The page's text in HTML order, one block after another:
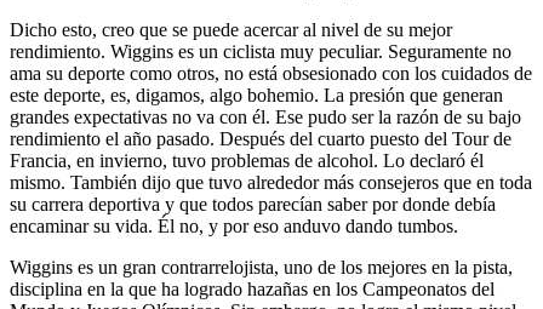
Dicho esto, creo que se puede acercar al nivel de su mejor
rendimiento. Wiggins es un ciclista muy peculiar. Seguramente no
ama su deporte como otros, no está obsesionado con los cuidados de
este deporte, es, digamos, algo bohemio. La presión que generan
grandes expectativas no va con él. Ese pudo ser la razón de su bajo
rendimiento el año pasado. Después del cuarto puesto del Tour de
Francia, en invierno, tuvo problemas de alcohol. Lo declaró él
mismo. También dijo que tuvo alrededor más consejeros que en toda
su carrera deportiva y que todos parecían saber por donde debía
encaminar su vida. Él no, y por eso anduvo dando tumbos.
Wiggins es un gran contrarrelojista, uno de los mejores en la pista,
disciplina en la que ha logrado hazañas en los Campeonatos del